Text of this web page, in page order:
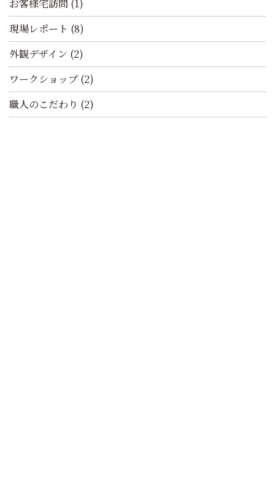
お客様宅訪問 (1)
現場レポート (8)
外観デザイン (2)
ワークショップ (2)
職人のこだわり (2)